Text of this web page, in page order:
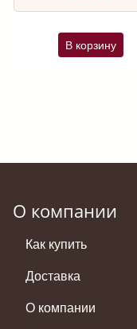
В корзину
О компании
Как купить
Доставка
О компании